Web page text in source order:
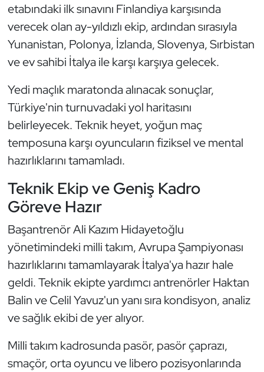
etabındaki ilk sınavını Finlandiya karşısında
verecek olan ay-yıldızlı ekip, ardından sırasıyla
Yunanistan, Polonya, İzlanda, Slovenya, Sırbistan
ve ev sahibi İtalya ile karşı karşıya gelecek.
Yedi maçlık maratonda alınacak sonuçlar,
Türkiye'nin turnuvadaki yol haritasını
belirleyecek. Teknik heyet, yoğun maç
temposuna karşı oyuncuların fiziksel ve mental
hazırlıklarını tamamladı.
Teknik Ekip ve Geniş Kadro
Göreve Hazır
Başantrenör Ali Kazım Hidayetoğlu
yönetimindeki milli takım, Avrupa Şampiyonası
hazırlıklarını tamamlayarak İtalya'ya hazır hale
geldi. Teknik ekipte yardımcı antrenörler Haktan
Balin ve Celil Yavuz'un yanı sıra kondisyon, analiz
ve sağlık ekibi de yer alıyor.
Milli takım kadrosunda pasör, pasör çaprazı,
smaçör, orta oyuncu ve libero pozisyonlarında
Judo ve Kuraş
Kano ve Rafting
Karate
Kayak
Kempo
Kürek
Masa Tenisi
Modern Pentatlon
Motor Sporları
Muay Thai
Okçuluk